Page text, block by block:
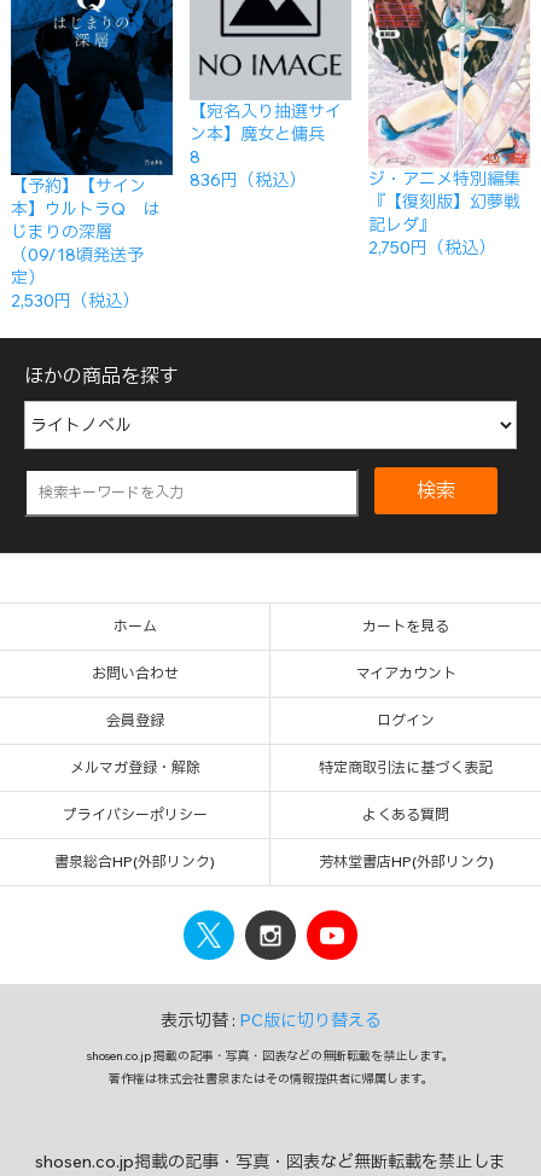
【予約】【サイン
本】ウルトラQ は
じまりの深層
（09/18頃発送予
定）
2,530円（税込）
【宛名入り抽選サイ
ン本】魔女と傭兵
8
836円（税込）
ジ・アニメ特別編集
『【復刻版】幻夢戦
記レダ』
2,750円（税込）
ほかの商品を探す
検索
ホーム カートを見る
お問い合わせ マイアカウント
会員登録 ログイン
メルマガ登録・解除 特定商取引法に基づく表記
プライバシーポリシー よくある質問
書泉総合HP(外部リンク) 芳林堂書店HP(外部リンク)
表示切替 : PC版に切り替える
shosen.co.jp 掲載の記事・写真・図表などの無断転載を禁止します。
著作権は株式会社書泉またはその情報提供者に帰属します。
shosen.co.jp掲載の記事・写真・図表など無断転載を禁止しま